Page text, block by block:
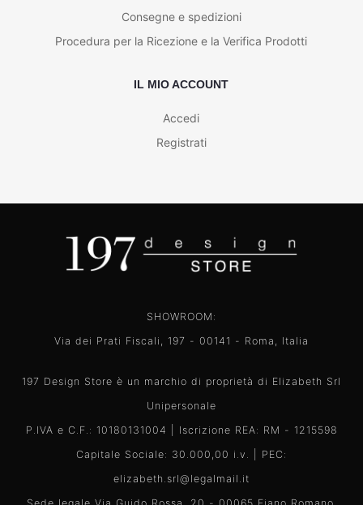
Consegne e spedizioni
Procedura per la Ricezione e la Verifica Prodotti
IL MIO ACCOUNT
Accedi
Registrati
SHOWROOM:
Via dei Prati Fiscali, 197 - 00141 - Roma, Italia
197 Design Store è un marchio di proprietà di Elizabeth Srl
Unipersonale
P.IVA e C.F.: 10180131004 | Iscrizione REA: RM - 1215598
Capitale Sociale: 30.000,00 i.v. | PEC:
elizabeth.srl@legalmail.it